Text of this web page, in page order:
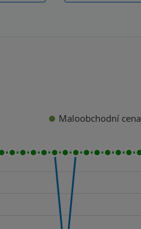
Maloobchodní cena